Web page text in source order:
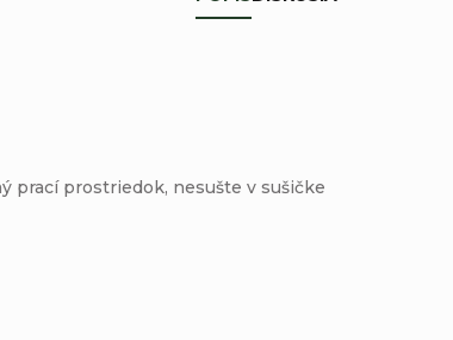
prací prostriedok, nesušte v sušičke